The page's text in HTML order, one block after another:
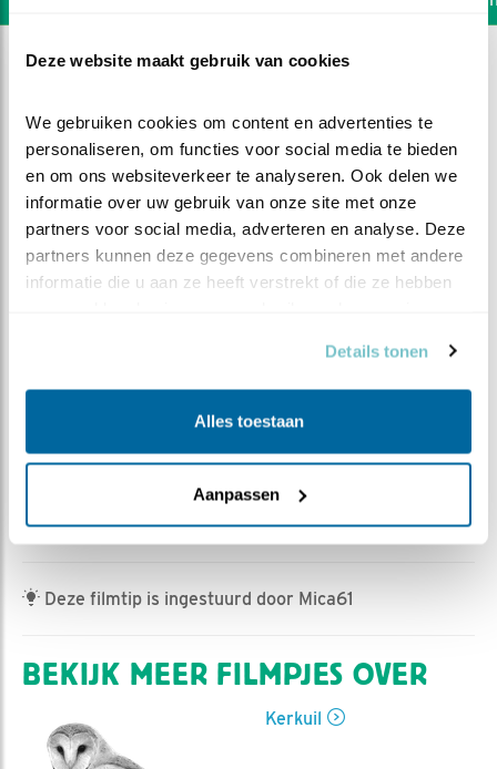
Deze website maakt gebruik van cookies
We gebruiken cookies om content en advertenties te
personaliseren, om functies voor social media te bieden
en om ons websiteverkeer te analyseren. Ook delen we
informatie over uw gebruik van onze site met onze
partners voor social media, adverteren en analyse. Deze
partners kunnen deze gegevens combineren met andere
informatie die u aan ze heeft verstrekt of die ze hebben
Details tonen
Alles toestaan
Aanpassen
Vroeg weg en laat thuis
Ed Hoogkamer | Geplaatst op 13 mei 2022, 11:56 |
Vind ik leuk| Bewaar dit filmpje| 459x
Deze filmtip is ingestuurd door Mica61
BEKIJK MEER FILMPJES OVER
Kerkuil